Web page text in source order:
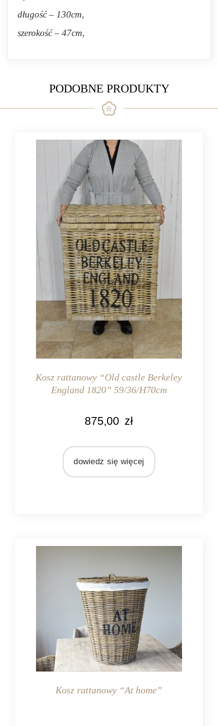
długość – 130cm,
szerokość – 47cm,
PODOBNE PRODUKTY
Kosz rattanowy “Old castle Berkeley
England 1820” 59/36/H70cm
875,00 zł
dowiedz się więcej
Kosz rattanowy “At home”